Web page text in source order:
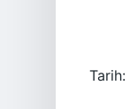
Tarih: